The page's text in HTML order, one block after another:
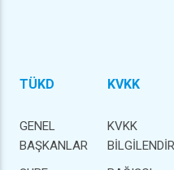
TÜKD
GENEL
BAŞKANLAR
KVKK
KVKK